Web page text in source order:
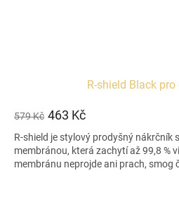
R-shield Black pro
579 Kč 463 Kč
R-shield je stylový prodyšný nákrčník
membránou, která zachytí až 99,8 %
membránu neprojde ani prach, smog